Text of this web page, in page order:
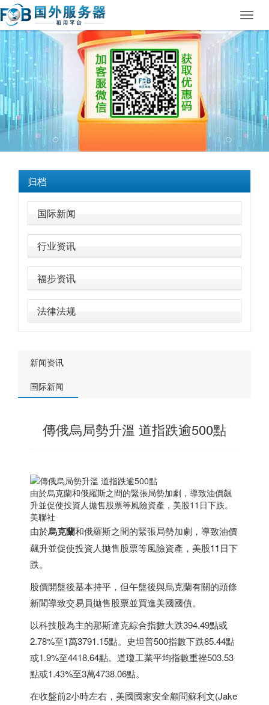
归档
国际新闻
行业资讯
福步资讯
法律法规
新闻资讯
国际新闻
傳俄烏局勢升溫 道指跌逾500點
由於烏克蘭和俄羅斯之間的緊張局勢加劇，導致油價飆
升並促使投資人拋售股票等風險資產，美股11日下跌。
美聯社
由於烏克蘭和俄羅斯之間的緊張局勢加劇，導致油價
飆升並促使投資人拋售股票等風險資產，美股11日下
跌。
股價開盤後基本持平，但午盤後與烏克蘭有關的頭條
新聞導致交易員拋售股票並買進美國國債。
以科技股為主的那斯達克綜合指數大跌394.49點或
2.78%至1萬3791.15點。史坦普500指數下跌85.44點
或1.9%至4418.64點。道瓊工業平均指數重挫503.53
點或1.43%至3萬4738.06點。
在收盤前2小時左右，美國國家安全顧問蘇利文(Jake